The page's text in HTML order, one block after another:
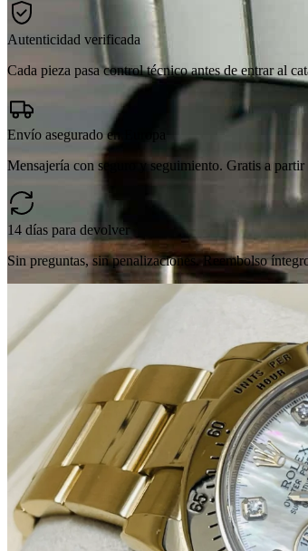
Patek Philippe, Rolex, Audemars Piguet y
pieza pasa control de autenticidad antes de
Autenticidad verificada
Cada pieza pasa control técnico antes de entrar al
Envío asegurado en Europa
Mensajería con seguro y seguimiento. Gratis a partir
14 días para devolver
Sin preguntas, sin penalizaciones. Reembolso